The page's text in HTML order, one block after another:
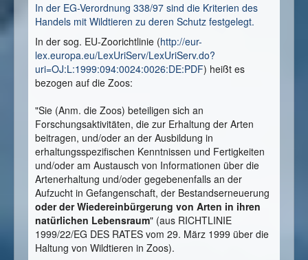
In der EG-Verordnung 338/97 sind die Kriterien des
Handels mit Wildtieren zu deren Schutz festgelegt.
In der sog. EU-Zoorichtlinie (http://eur-
lex.europa.eu/LexUriServ/LexUriServ.do?
uri=OJ:L:1999:094:0024:0026:DE:PDF) heißt es
bezogen auf die Zoos:
"Sie (Anm. die Zoos) beteiligen sich an
Forschungsaktivitäten, die zur Erhaltung der Arten
beitragen, und/oder an der Ausbildung in
erhaltungsspezifischen Kenntnissen und Fertigkeiten
und/oder am Austausch von Informationen über die
Artenerhaltung und/oder gegebenenfalls an der
Aufzucht in Gefangenschaft, der Bestandserneuerung
oder der Wiedereinbürgerung von Arten in ihren
natürlichen Lebensraum" (aus RICHTLINIE
1999/22/EG DES RATES vom 29. März 1999 über die
Haltung von Wildtieren in Zoos).